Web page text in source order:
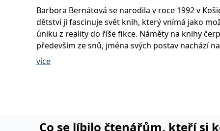
Barbora Bernátová se narodila v roce 1992 v
dětství ji fascinuje svět knih, který vnímá jako
úniku z reality do říše fikce. Náměty na knihy
především ze snů, jména svých postav nachází na
náhrobních kamenech. Fantazie jí umožňuje psát i
mlze, na nějž navázala románem Špína
více
Co se líbilo čtenářům, kteří si